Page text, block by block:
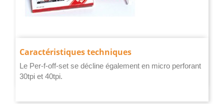
Caractéristiques techniques
Le Per-f-off-set se décline également en micro perforant
30tpi et 40tpi.